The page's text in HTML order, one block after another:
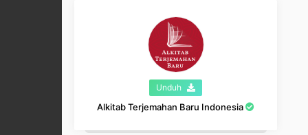
Unduh
Alkitab Terjemahan Baru Indonesia